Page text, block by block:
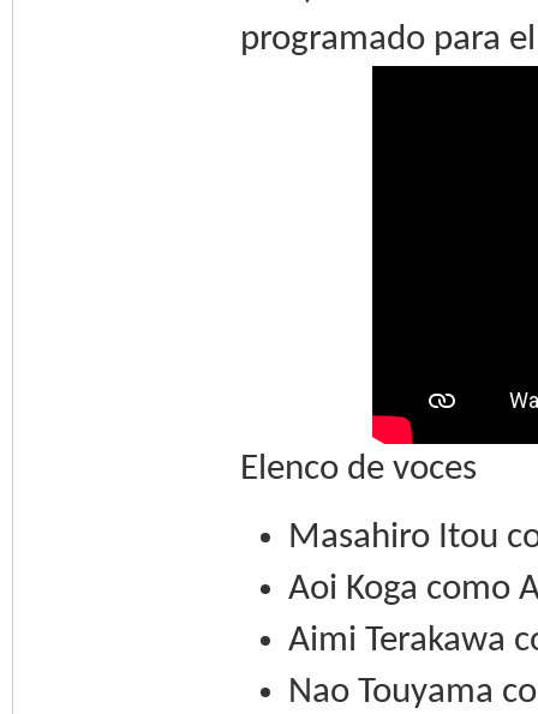
programado para
Elenco de voces
Masahiro Itou
Aoi Koga como
Aimi Terakawa
Nao Touyama